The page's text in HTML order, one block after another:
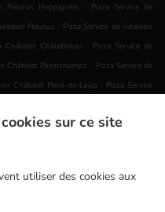
sur ce site
utiliser des cookies aux
Fleurus Heppignies . Pizza Service de
Fleurus . Pizza Service de livraison
Châtelet Châtelineau . Pizza Service de
Châtelet Pironchamps . Pizza Service de
Châtelet Pont-de-Loup . Pizza Service
.
Pizza Service de livraison
Bons Villers Wayaux . Pizza Service de